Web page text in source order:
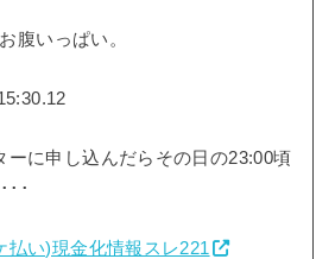
腹いっぱい。
ーに申し込んだらその日の23:00頃
･･
払い)現金化情報スレ221